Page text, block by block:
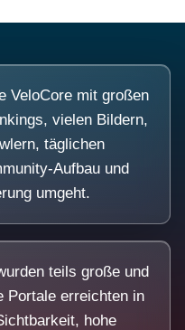
VeloCore mit großen
vielen Bildern,
täglichen
Aufbau und
umgeht.
teils große und
Portale erreichten in
hohe